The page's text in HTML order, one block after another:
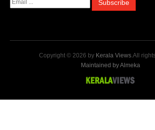
Copyright © 2026 by Kerala Views.All
Maintained by Almeka